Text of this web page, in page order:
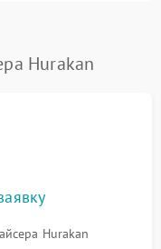
Hurakan
Hurakan